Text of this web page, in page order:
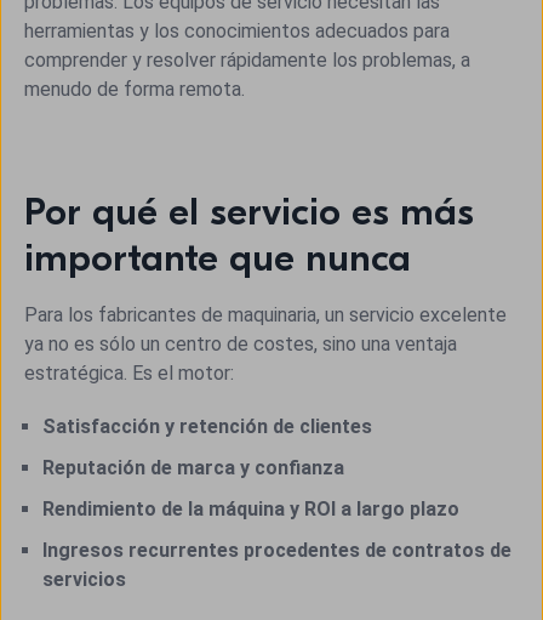
herramientas y los conocimientos adecuados para
comprender y resolver rápidamente los problemas, a
menudo de forma remota.
Por qué el servicio es más
importante que nunca
Para los fabricantes de maquinaria, un servicio excelente
ya no es sólo un centro de costes, sino una ventaja
estratégica. Es el motor:
Satisfacción y retención de clientes
Reputación de marca y confianza
Rendimiento de la máquina y ROI a largo plazo
Ingresos recurrentes procedentes de contratos de
servicios